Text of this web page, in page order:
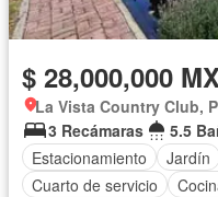
$ 28,000,000
3 Recámaras
5.5
Estacionamiento
Jardín
Cuarto de servicio